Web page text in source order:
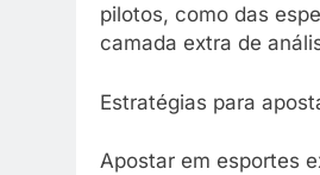
pilotos, como das
camada extra de
Estratégias para
Apostar em esportes